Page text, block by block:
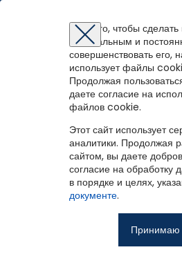
Вернуться назад
В Гайдаровке
творческий конкурс
10 сентября 2025
К участию в конкурсе, посвящённом
детских поэтов Поморья,
школьников и семейные коллективы.
Цель конкурса «Северные
Для того, чтобы
оптимальным и
совершенствовать его,
использует файлы
Продолжая
даете согласие на
файлов cookie.
Этот сайт использует
аналитики. Продолжая
сайтом, вы даете
согласие на обработку
в порядке и целях,
документе.
Принимаю
Перейти на портал
Для того чтобы получить доступ к
записям вебинаров
Если у вас еще нет учетной
Запомнить меня
Восстановление
Восстановить
Введите эл.почту, привязанную к
неё мы отправим ссылку для
Регистрация на
Зарегистрированные пользователи
методическим рекомендациям,
библиографическим и другим
также к записям вебинаров.
Ошибка регистрации.Перезагрузите
снова
Вы успешно зарегистрированы!
зарегистрироваться